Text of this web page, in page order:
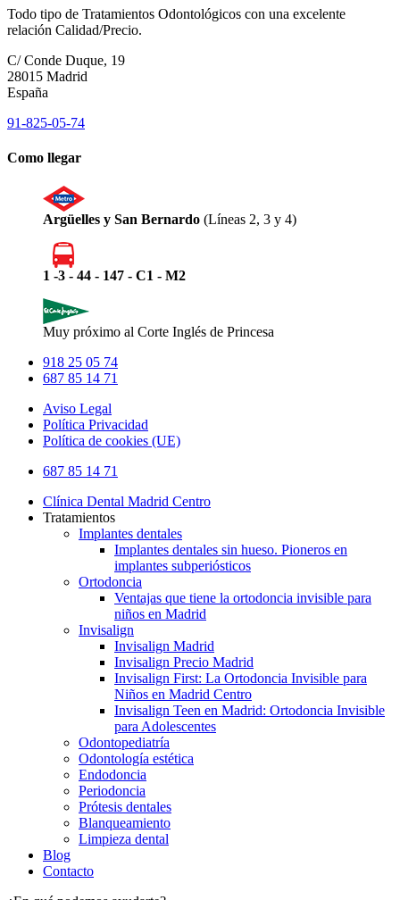
Todo tipo de Tratamientos Odontológicos con una excelente
relación Calidad/Precio.
C/ Conde Duque, 19
28015 Madrid
España
91-825-05-74
Como llegar
Argüelles y San Bernardo (Líneas 2, 3 y 4)
1 -3 - 44 - 147 - C1 - M2
Muy próximo al Corte Inglés de Princesa
918 25 05 74
687 85 14 71
Aviso Legal
Política Privacidad
Política de cookies (UE)
Close
687 85 14 71
Clínica Dental Madrid Centro
Tratamientos
Implantes dentales
Implantes dentales sin hueso. Pioneros en
implantes subperiósticos
Ortodoncia
Ventajas que tiene la ortodoncia invisible para
niños en Madrid
Invisalign
Invisalign Madrid
Invisalign Precio Madrid
Invisalign First: La Ortodoncia Invisible para
Niños en Madrid Centro
Invisalign Teen en Madrid: Ortodoncia Invisible
para Adolescentes
Odontopediatría
Odontología estética
Endodoncia
Periodoncia
Prótesis dentales
Blanqueamiento
Limpieza dental
Blog
Contacto